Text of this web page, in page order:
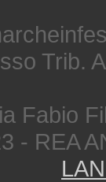
Trib.
Fabio
- REA